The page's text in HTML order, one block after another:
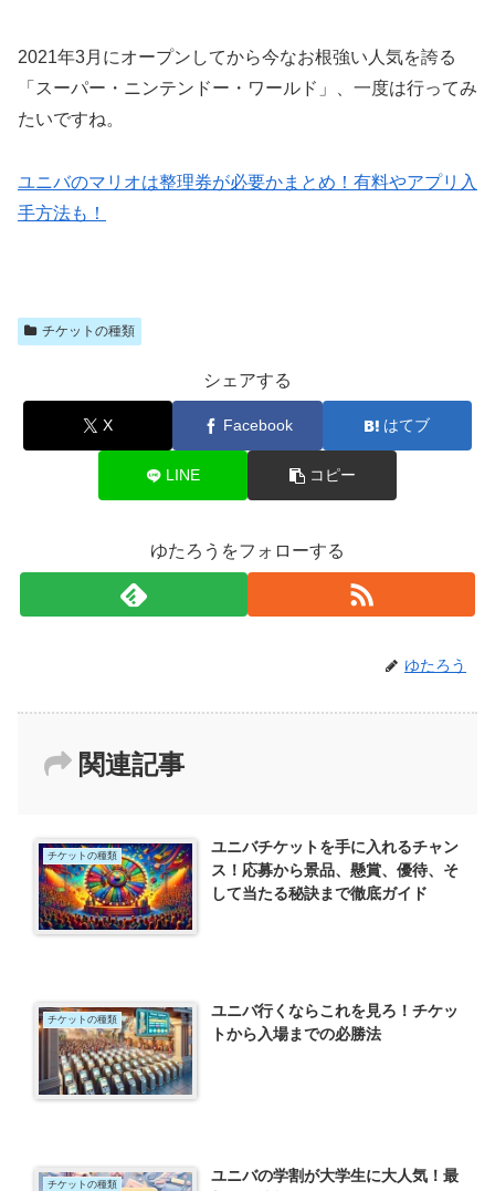
2021年3月にオープンしてから今なお根強い人気を誇る
「スーパー・ニンテンドー・ワールド」、一度は行ってみ
たいですね。
ユニバのマリオは整理券が必要かまとめ！有料やアプリ入
手方法も！
チケットの種類
シェアする
X Facebook はてブ
LINE コピー
ゆたろうをフォローする
ゆたろう
関連記事
チケットの種類
ユニバチケットを手に入れるチャン
ス！応募から景品、懸賞、優待、そ
して当たる秘訣まで徹底ガイド
チケットの種類
ユニバ行くならこれを見ろ！チケッ
トから入場までの必勝法
チケットの種類
ユニバの学割が大学生に大人気！最